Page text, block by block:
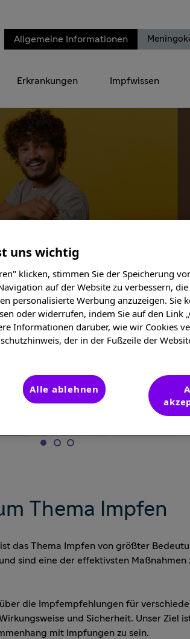
Allgemeine Informationen
Erkrankungen Impfwissen
Leben
Thema Impfen
das Thema Impfen von größter
sind eine der effektivsten Maßnahmen
die Impfempfehlungen für
und Sicherheit. Unser Ziel
mit Impfungen zu sein.
uns wichtig
klicken, stimmen Sie der Speicherung
auf der Website zu verbessern,
personalisierte Werbung anzuzeigen. Sie
oder widerrufen, indem Sie auf den Link
Informationen darüber, wie wir Cookies
der in der Fußzeile der
Alle ablehnen